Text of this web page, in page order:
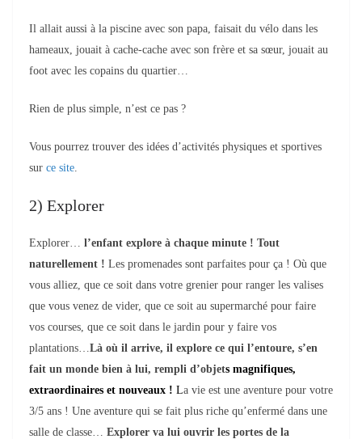
Il allait aussi à la piscine avec son papa, faisait du vélo dans les
hameaux, jouait à cache-cache avec son frère et sa sœur, jouait au
foot avec les copains du quartier…
Rien de plus simple, n’est ce pas ?
Vous pourrez trouver des idées d’activités physiques et sportives
sur ce site
2) Explorer
Explorer… l’enfant explore à chaque minute ! Tout
naturellement ! Les promenades sont parfaites pour ça ! Où que
vous alliez, que ce soit dans votre grenier pour ranger les valises
que vous venez de vider, que ce soit au supermarché pour faire
vos courses, que ce soit dans le jardin pour y faire vos
plantations… Là où il arrive, il explore ce qui l’entoure, s’en
fait un monde bien à lui, rempli d’objets magnifiques,
extraordinaires et nouveaux ! La vie est une aventure pour votre
3/5 ans ! Une aventure qui se fait plus riche qu’enfermé dans une
salle de classe… Explorer va lui ouvrir les portes de la